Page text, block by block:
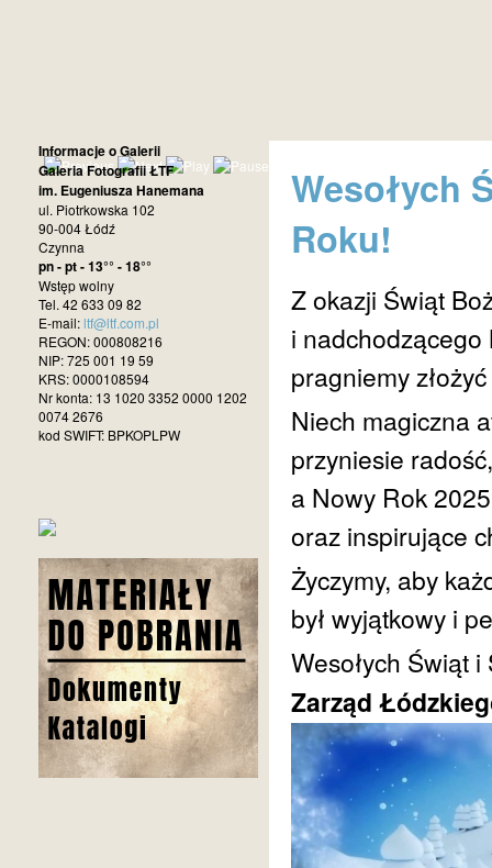
Wesołych
Roku!
Z okazji Świąt
i
pragniemy
Niech magiczna
przyniesie
a Nowy Rok
oraz inspirujące
Życzymy, aby
był wyjątkowy i
Wesołych Świąt
Zarząd
Informacje o Galerii
Galeria Fotografii ŁTF
im. Eugeniusza Hanemana
ul. Piotrkowska 102
90-004 Łódź
Czynna
pn - pt - 13°° - 18°°
Wstęp wolny
Tel. 42 633 09 82
E-mail:ltf@ltf.com.pl
REGON: 000808216
NIP: 725 001 19 59
KRS: 0000108594
Nr konta: 13 1020 3352 0000 1202
0074 2676
kod SWIFT: BPKOPLPW